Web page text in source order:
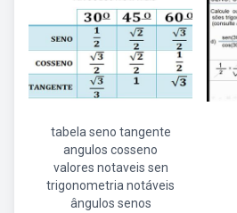
tabela seno tangente
angulos cosseno
valores notaveis sen
trigonometria notáveis
ângulos senos